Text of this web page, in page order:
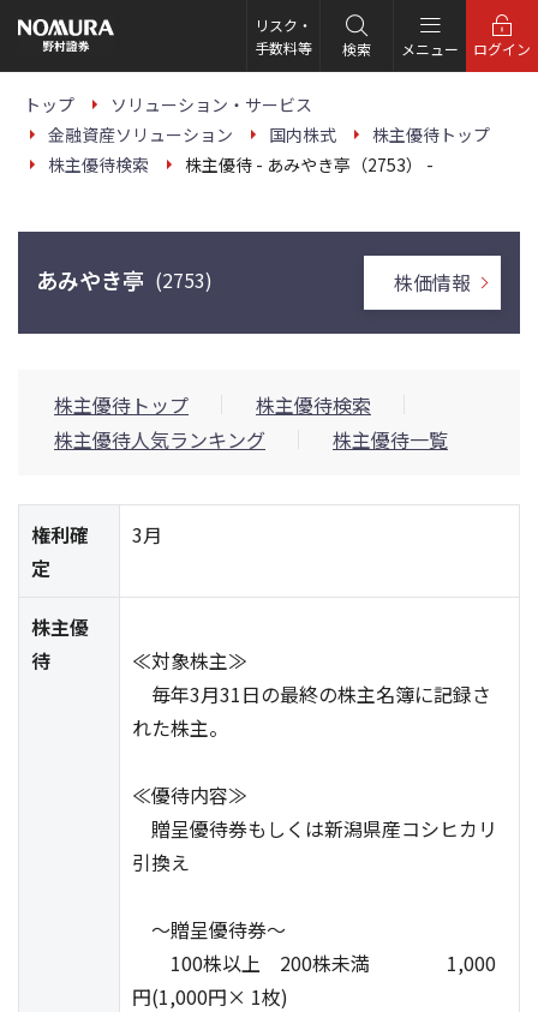
の
ー
リスク・
手数料等
検索 メニュー ログイン
トップ
ソリューション・サービス
金融資産ソリューション
国内株式
株主優待トップ
株主優待検索
株主優待 - あみやき亭（2753） -
あみやき亭 (2753) 株価情報
株主優待トップ
株主優待検索
株主優待人気ランキング
株主優待一覧
権利確
定
3月
株主優
待
≪対象株主≫
毎年3月31日の最終の株主名簿に記録さ
れた株主。
≪優待内容≫
贈呈優待券もしくは新潟県産コシヒカリ
引換え
～贈呈優待券～
100株以上 200株未満 1,000
円(1,000円× 1枚)